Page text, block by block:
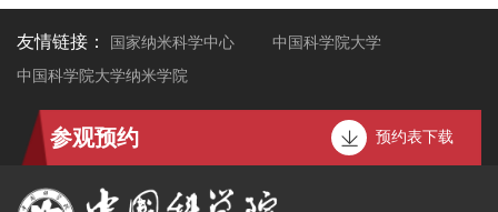
友情链接： 国家纳米科学中心
中国科学院大学
中国科学院大学纳米学院
参观预约 预约表下载